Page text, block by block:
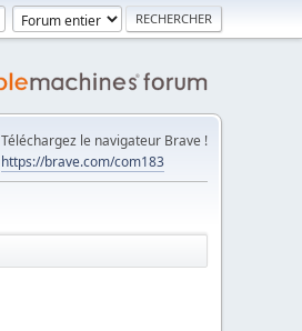
Téléchargez le navigateur Brave !
https://brave.com/com183